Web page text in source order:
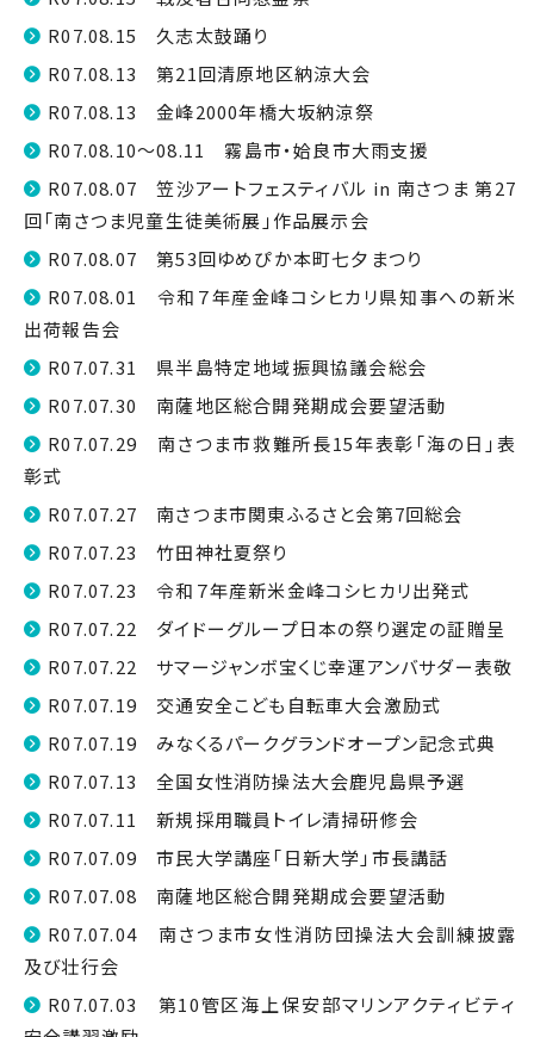
R07.08.15 久志太鼓踊り
R07.08.13 第21回清原地区納涼大会
R07.08.13 金峰2000年橋大坂納涼祭
R07.08.10～08.11 霧島市・姶良市大雨支援
R07.08.07 笠沙アートフェスティバル in 南さつま 第27
回「南さつま児童生徒美術展」作品展示会
R07.08.07 第53回ゆめぴか本町七夕まつり
R07.08.01 令和７年産金峰コシヒカリ県知事への新米
出荷報告会
R07.07.31 県半島特定地域振興協議会総会
R07.07.30 南薩地区総合開発期成会要望活動
R07.07.29 南さつま市救難所長15年表彰「海の日」表
彰式
R07.07.27 南さつま市関東ふるさと会第7回総会
R07.07.23 竹田神社夏祭り
R07.07.23 令和７年産新米金峰コシヒカリ出発式
R07.07.22 ダイドーグループ日本の祭り選定の証贈呈
R07.07.22 サマージャンボ宝くじ幸運アンバサダー表敬
R07.07.19 交通安全こども自転車大会激励式
R07.07.19 みなくるパークグランドオープン記念式典
R07.07.13 全国女性消防操法大会鹿児島県予選
R07.07.11 新規採用職員トイレ清掃研修会
R07.07.09 市民大学講座「日新大学」市長講話
R07.07.08 南薩地区総合開発期成会要望活動
R07.07.04 南さつま市女性消防団操法大会訓練披露
及び壮行会
R07.07.03 第10管区海上保安部マリンアクティビティ